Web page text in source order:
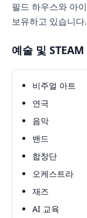
필드 하우스와 아
보유하고 있습니다.
예술 및 STEAM
비주얼 아트
연극
음악
밴드
합창단
오케스트라
재즈
AI 교육